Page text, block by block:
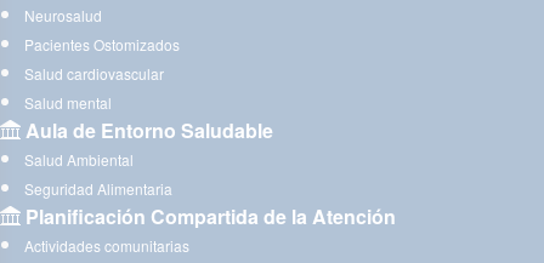
Neurosalud
Pacientes Ostomizados
Salud cardiovascular
Salud mental
Aula de Entorno Saludable
Salud Ambiental
Seguridad Alimentaria
Planificación Compartida de la Atención
Actividades comunitarias